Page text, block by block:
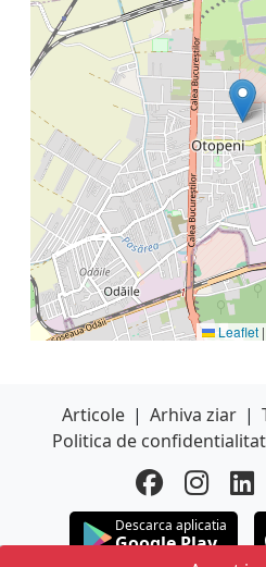
Leaflet |
Articole | Arhiva ziar |
Politica de
Descarca aplicatia
Google Play